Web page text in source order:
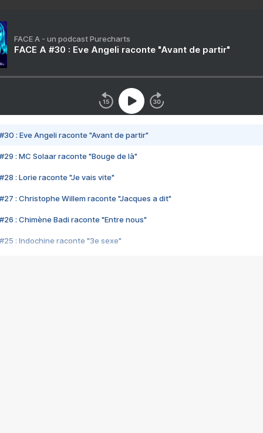
FACE A - un podcast Purecharts
FACE A #30 : Eve Angeli raconte "Avant de partir"
#30 : Eve Angeli raconte "Avant de partir"
#29 : MC Solaar raconte "Bouge de là"
#28 : Lorie raconte "Je vais vite"
#27 : Christophe Willem raconte "Jacques a dit"
#26 : Chimène Badi raconte "Entre nous"
#25 : Indochine raconte "3e sexe"